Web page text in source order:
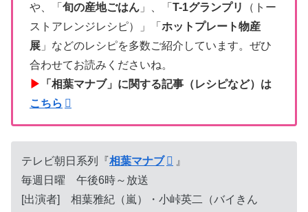
や、「 旬の産地ごはん 」、「 T-1グランプリ
（トー
ストアレンジレシピ）」「 ホットプレート物産
展 」などのレシピを多数ご紹介しています。ぜひ
合わせてお読みくださいね。
▶
「相葉マナブ」に関する記事（レシピなど）は
こちら
テレビ朝日系列『相葉マナブ
』
毎週日曜 午後6時～放送
[出演者] 相葉雅紀（嵐）・小峠英二（バイきん